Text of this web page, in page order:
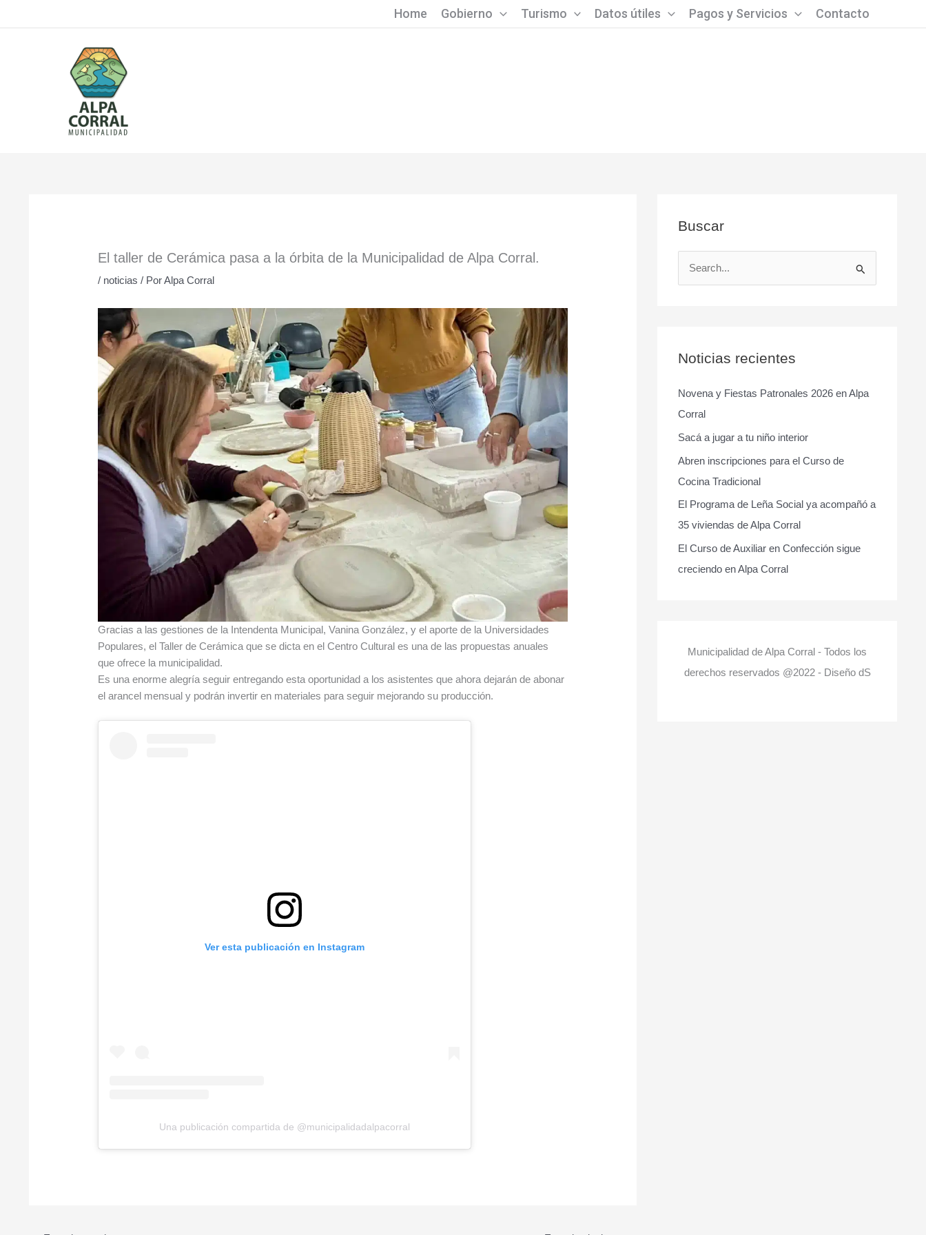
Home Gobierno Turismo Datos útiles Pagos y Servicios Contacto
El taller de Cerámica pasa a la órbita de la Municipalidad de Alpa Corral.
/ noticias / PorAlpa Corral
Gracias a las gestiones de la Intendenta Municipal, Vanina González, y el aporte de la Universidades
Populares, el Taller de Cerámica que se dicta en el Centro Cultural es una de las propuestas anuales
que ofrece la municipalidad.
Es una enorme alegría seguir entregando esta oportunidad a los asistentes que ahora dejarán de abonar
el arancel mensual y podrán invertir en materiales para seguir mejorando su producción.
Ver esta publicación en Instagram
Una publicación compartida de @municipalidadalpacorral
Buscar
a
p
o
r
:
Noticias recientes
Novena y Fiestas Patronales 2026 en Alpa
Corral
Sacá a jugar a tu niño interior
Abren inscripciones para el Curso de
Cocina Tradicional
El Programa de Leña Social ya acompañó a
35 viviendas de Alpa Corral
El Curso de Auxiliar en Confección sigue
creciendo en Alpa Corral
Municipalidad de Alpa Corral - Todos los
derechos reservados @2022 - Diseño dS